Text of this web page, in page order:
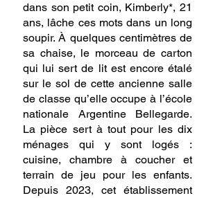
dans son petit coin, Kimberly*, 21
ans, lâche ces mots dans un long
soupir. À quelques centimètres de
sa chaise, le morceau de carton
qui lui sert de lit est encore étalé
sur le sol de cette ancienne salle
de classe qu’elle occupe à l’école
nationale Argentine Bellegarde.
La pièce sert à tout pour les dix
ménages qui y sont logés :
cuisine, chambre à coucher et
terrain de jeu pour les enfants.
Depuis 2023, cet établissement